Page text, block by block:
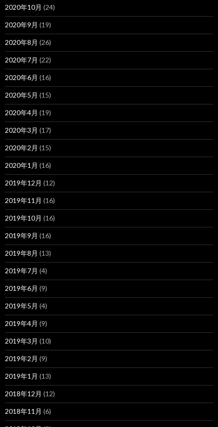
2020年10月 (24)
2020年9月 (19)
2020年8月 (26)
2020年7月 (22)
2020年6月 (16)
2020年5月 (15)
2020年4月 (19)
2020年3月 (17)
2020年2月 (15)
2020年1月 (16)
2019年12月 (12)
2019年11月 (16)
2019年10月 (16)
2019年9月 (16)
2019年8月 (13)
2019年7月 (4)
2019年6月 (9)
2019年5月 (4)
2019年4月 (9)
2019年3月 (10)
2019年2月 (9)
2019年1月 (13)
2018年12月 (12)
2018年11月 (6)